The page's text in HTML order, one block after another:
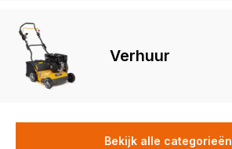
Verhuur
Bekijk alle categorieën